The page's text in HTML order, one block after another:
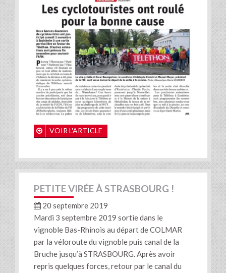
VOIR L'ARTICLE
PETITE VIRÉE À STRASBOURG !
20 septembre 2019
Mardi 3 septembre 2019 sortie dans le
vignoble Bas-Rhinois au départ de COLMAR
par la véloroute du vignoble puis canal de la
Bruche jusqu’à STRASBOURG. Après avoir
repris quelques forces, retour par le canal du